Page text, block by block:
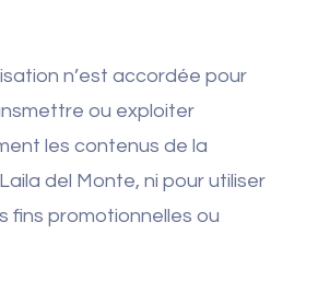
n’est accordée pour
ou exploiter
les contenus de la
del Monte, ni pour utiliser
fins promotionnelles ou